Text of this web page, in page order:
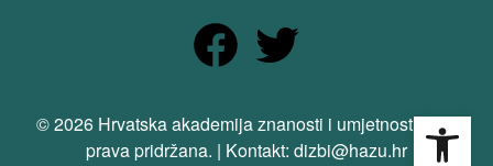
© 2026 Hrvatska akademija znanosti i umjetnosti. Sva
prava pridržana. | Kontakt: dizbi@hazu.hr